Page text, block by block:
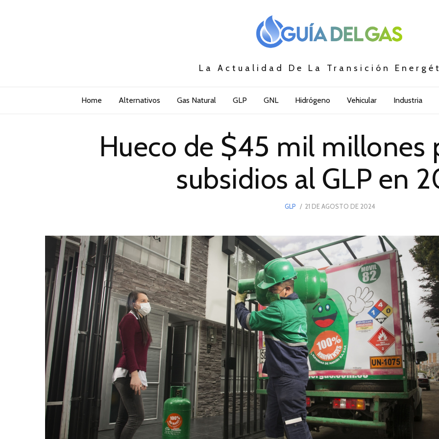
La Actualidad De La Transición
Home Alternativos Gas Natural GLP GNL Hidrógeno Vehicular Industria
Hueco de $45 mil millones
subsidios al GLP en
GLP
POSTED
21 DE AGOSTO DE 202421
DE
2024